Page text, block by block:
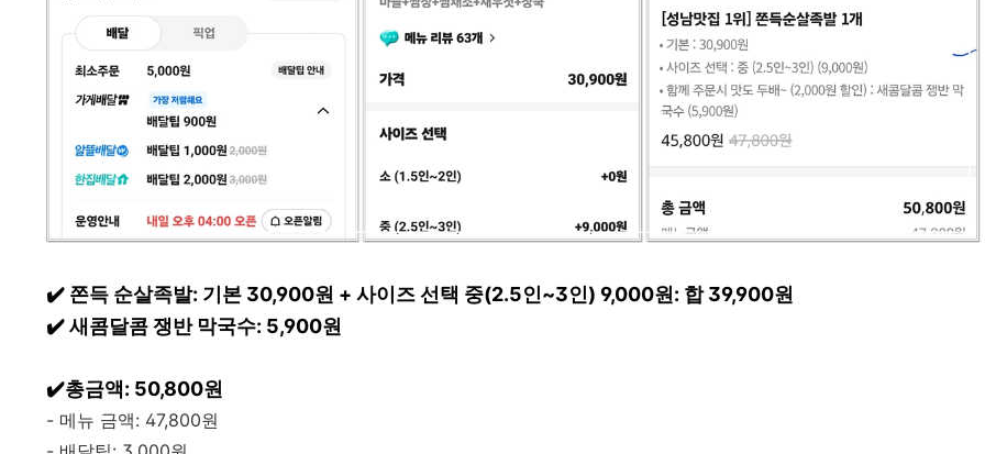
✔️ 쫀득 순살족발: 기본 30,900원 + 사이즈 선택 중(2.5인~3인) 9,000원: 합 39,900원
✔️ 새콤달콤 쟁반 막국수: 5,900원
✔️총금액: 50,800원
- 메뉴 금액: 47,800원